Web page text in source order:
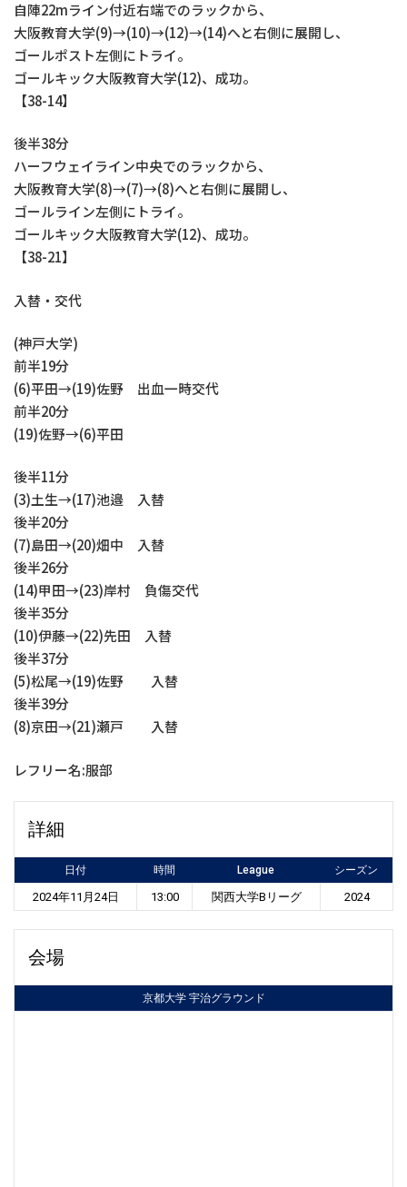
自陣22mライン付近右端でのラックから、
大阪教育大学(9)→(10)→(12)→(14)へと右側に展開し、
ゴールポスト左側にトライ。
ゴールキック大阪教育大学(12)、成功。
【38-14】
後半38分
ハーフウェイライン中央でのラックから、
大阪教育大学(8)→(7)→(8)へと右側に展開し、
ゴールライン左側にトライ。
ゴールキック大阪教育大学(12)、成功。
【38-21】
入替・交代
(神戸大学)
前半19分
(6)平田→(19)佐野 出血一時交代
前半20分
(19)佐野→(6)平田
後半11分
(3)土生→(17)池邉 入替
後半20分
(7)島田→(20)畑中 入替
後半26分
(14)甲田→(23)岸村 負傷交代
後半35分
(10)伊藤→(22)先田 入替
後半37分
(5)松尾→(19)佐野 入替
後半39分
(8)京田→(21)瀬戸 入替
レフリー名:服部
詳細
日付 時間 League シーズン
2024年11月24日 13:00 関西大学Bリーグ 2024
会場
京都大学 宇治グラウンド